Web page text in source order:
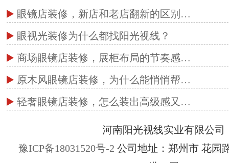
眼镜店装修，新店和老店翻新的区别…
眼视光装修为什么都找阳光视线？
商场眼镜店装修，展柜布局的节奏感…
原木风眼镜店装修，为什么能悄悄帮…
轻奢眼镜店装修，怎么装出高级感又…
河南阳光视线实业有限公司
豫ICP备18031520号-2 公司地址：郑州市 花园